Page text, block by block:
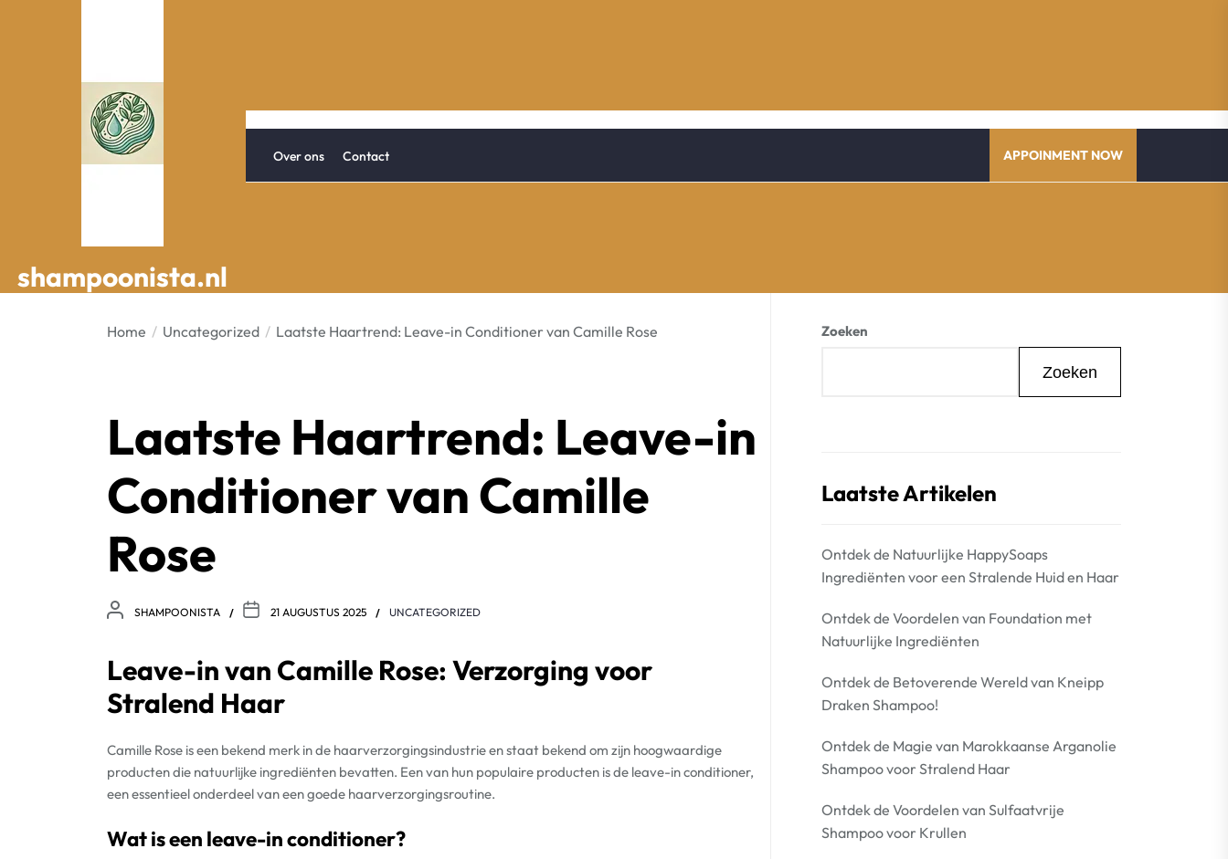
shampoonista.nl
shampoonista.nl
Over ons Contact APPOINMENT NOW
Home Uncategorized Laatste Haartrend: Leave-in Conditioner van Camille Rose
Laatste Haartrend: Leave-in
Conditioner van Camille
Rose
SHAMPOONISTA 21 AUGUSTUS 2025 UNCATEGORIZED
Leave-in van Camille Rose: Verzorging voor
Stralend Haar
Camille Rose is een bekend merk in de haarverzorgingsindustrie en staat bekend om zijn hoogwaardige
producten die natuurlijke ingrediënten bevatten. Een van hun populaire producten is de leave-in conditioner,
een essentieel onderdeel van een goede haarverzorgingsroutine.
Wat is een leave-in conditioner?
Zoeken
Zoeken
Laatste Artikelen
Ontdek de Natuurlijke HappySoaps
Ingrediënten voor een Stralende Huid en Haar
Ontdek de Voordelen van Foundation met
Natuurlijke Ingrediënten
Ontdek de Betoverende Wereld van Kneipp
Draken Shampoo!
Ontdek de Magie van Marokkaanse Arganolie
Shampoo voor Stralend Haar
Ontdek de Voordelen van Sulfaatvrije
Shampoo voor Krullen